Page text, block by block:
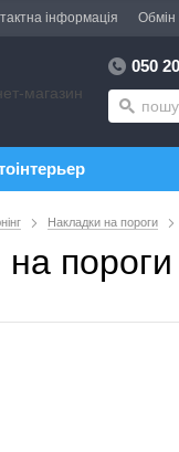
інформація Обмін
050
Накладки на пороги
на